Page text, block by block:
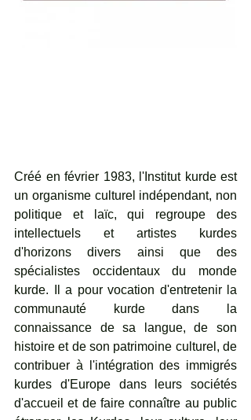
Créé en février 1983, l'Institut kurde est
un organisme culturel indépendant, non
politique et laïc, qui regroupe des
intellectuels et artistes kurdes
d'horizons divers ainsi que des
spécialistes occidentaux du monde
kurde. Il a pour vocation d'entretenir la
communauté kurde dans la
connaissance de sa langue, de son
histoire et de son patrimoine culturel, de
contribuer à l'intégration des immigrés
kurdes d'Europe dans leurs sociétés
d'accueil et de faire connaître au public